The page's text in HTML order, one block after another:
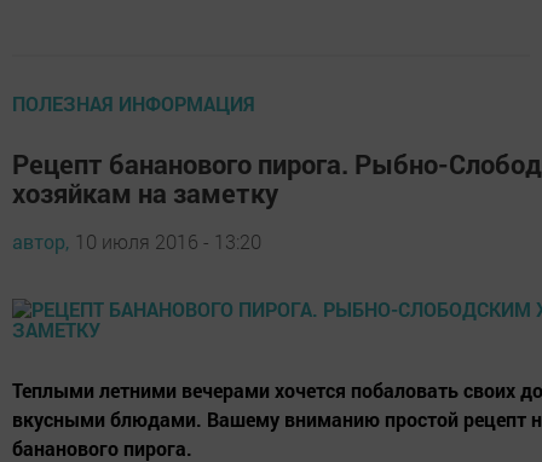
ПОЛЕЗНАЯ ИНФОРМАЦИЯ
Рецепт бананового пирога. Рыбно-
хозяйкам на заметку
автор, 10 июля 2016 - 13:20
Теплыми летними вечерами хочется побаловать своих
вкусными блюдами. Вашему вниманию простой рецепт
бананового пирога.